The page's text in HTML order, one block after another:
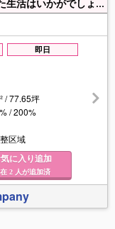
のどかな住宅街、自然の中でリラックスした生活はいかがでしょうか(^^)/ 分譲D区画販売開始しました★ 即建築可能！ 近くにハートライフ病院、商業施設有！ 建築条件無★（他B区画：77.8坪有）
即日
/ 77.65坪
/ 200%
区域
に入り追加
2 人が追加済